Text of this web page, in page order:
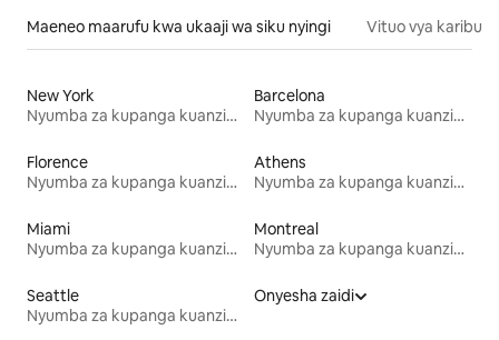
Maeneo maarufu kwa ukaaji wa siku nyingi Vituo vya karibu
New York
Nyumba za kupanga kuanzia mwezi mmoja
Barcelona
Nyumba za kupanga kuanzia mwezi mmoja
Florence
Nyumba za kupanga kuanzia mwezi mmoja
Athens
Nyumba za kupanga kuanzia mwezi mmoja
Miami
Nyumba za kupanga kuanzia mwezi mmoja
Montreal
Nyumba za kupanga kuanzia mwezi mmoja
Seattle
Nyumba za kupanga kuanzia mwezi mmoja
Onyesha zaidi